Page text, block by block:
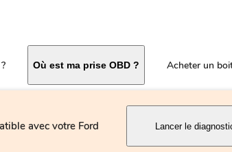
Où est ma prise OBD ? Acheter un
avec votre Ford Lancer le